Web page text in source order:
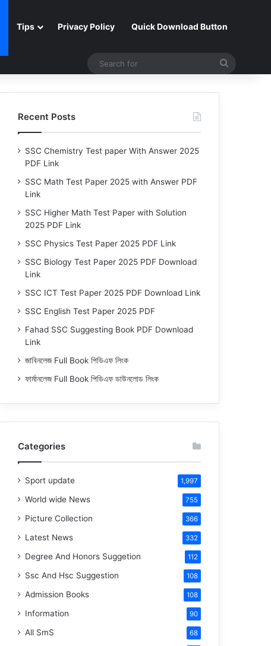
Tips Privacy Policy Quick Download Button
Recent Posts
SSC Chemistry Test paper With Answer 2025
PDF Link
SSC Math Test Paper 2025 with Answer PDF
Link
SSC Higher Math Test Paper with Solution
2025 PDF Link
SSC Physics Test Paper 2025 PDF Link
SSC Biology Test Paper 2025 PDF Download
Link
SSC ICT Test Paper 2025 PDF Download Link
SSC English Test Paper 2025 PDF
Fahad SSC Suggesting Book PDF Download
Link
জাবিনলেজ Full Book পিডিএফ লিংক
ফার্মানলেজ Full Book পিডিএফ ডাউনলোড লিংক
Categories
Sport update 1,997
World wide News 755
Picture Collection 366
Latest News 332
Degree And Honors Suggetion 112
Ssc And Hsc Suggestion 108
Admission Books 108
Information 90
All SmS 68